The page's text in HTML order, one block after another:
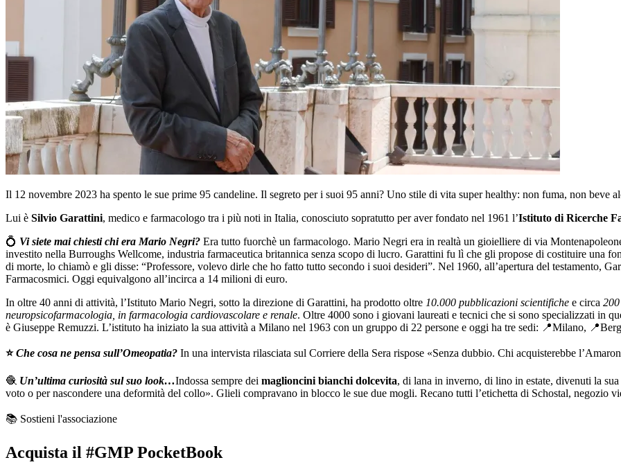
Il 12 novembre 2023 ha spento le sue prime 95 candeline. Il segreto per i suoi 95 anni? Uno stile di vita super healthy: non fuma, non beve
Lui è Silvio Garattini, medico e farmacologo tra i più noti in Italia, conosciuto sopratutto per aver fondato nel 1961 l’Istituto di Ricerche
💍 Vi siete mai chiesti chi era Mario Negri? Era tutto fuorchè un farmacologo. Mario Negri era in realtà un gioielliere di via
investito nella Burroughs Wellcome, industria farmaceutica britannica senza scopo di lucro. Garattini fu lì che gli propose di costituire una
di morte, lo chiamò e gli disse: “Professore, volevo dirle che ho fatto tutto secondo i suoi desideri”. Nel 1960, all’apertura del testamento,
Farmacosmici. Oggi equivalgono all’incirca a 14 milioni di euro.
In oltre 40 anni di attività, l’Istituto Mario Negri, sotto la direzione di Garattini, ha prodotto oltre 10.000 pubblicazioni scientifiche e circa
neuropsicofarmacologia, in farmacologia cardiovascolare e renale. Oltre 4000 sono i giovani laureati e tecnici che si sono specializzati in
è Giuseppe Remuzzi. L’istituto ha iniziato la sua attività a Milano nel 1963 con un gruppo di 22 persone e oggi ha tre sedi: 📍Milano,
⭐️Che cosa ne pensa sull’Omeopatia? In una intervista rilasciata sul Corriere della Sera rispose «Senza dubbio. Chi acquisterebbe
🧶 Un’ultima curiosità sul suo look…Indossa sempre dei maglioncini bianchi dolcevita, di lana in inverno, di lino in estate, divenuti la
voto o per nascondere una deformità del collo». Glieli compravano in blocco le sue due mogli. Recano tutti l’etichetta di Schostal, negozio
📚 Sostieni l'associazione
Acquista il #GMP PocketBook